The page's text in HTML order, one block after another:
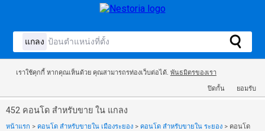
เราใช้คุกกี้ หากคุณเห็นด้วย คุณสามารถรท่องเว็บต่อได้. พันธมิตรของเรา
ปิดกั้น ยอมรับ
452 คอนโด สำหรับขาย ใน แกลง
หน้าแรก > คอนโด สำหรับขายใน เมืองระยอง > คอนโด สำหรับขายใน ระยอง > คอนโด